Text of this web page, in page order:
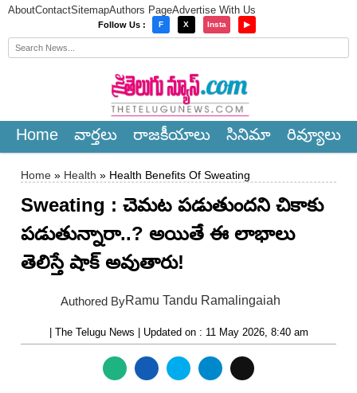
AboutContactSitemapAuthors PageAdvertise With Us
Follow Us : F X Insta ▶
Home వార్త‌లు రాజ‌కీయాలు సినిమా రివ్యూలు
Home » Health » Health Benefits Of Sweating
Sweating : చెమట పడుతుందని చికాకు
పడుతున్నారా..? అయితే ఈ లాభాలు
తెలిస్తే షాక్ అవుతారు!
Authored ByRamu Tandu Ramalingaiah
| The Telugu News | Updated on : 11 May 2026, 8:40 am